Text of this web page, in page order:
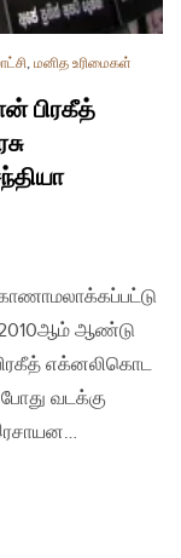
, மனித உரிமைகள்
பிரகீத்
2010ஆம் ஆண்டு
எக்னலிகொட
வடக்கு